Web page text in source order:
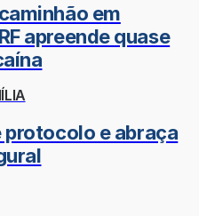
em
apreende quase
protocolo e abraça